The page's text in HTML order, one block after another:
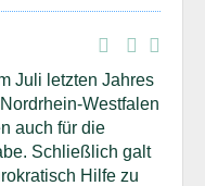
Juli letzten Jahres
Westfalen
auch für die
Schließlich galt
Hilfe zu